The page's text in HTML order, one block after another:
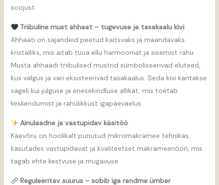
soojust.
Triibuline must ahhaat – tugevuse ja tasakaalu kivi
Ahhaati on sajandeid peetud kaitsvaks ja maandavaks
kristalliks, mis aitab tuua ellu harmooniat ja sisemist rahu.
Musta ahhaadi triibulised mustrid sümboliseerivad eluteed,
kus valgus ja vari eksisteerivad tasakaalus. Seda kivi kantakse
sageli kui julguse ja enesekindluse allikat, mis toetab
keskendumist ja rahulikkust igapäevaelus.
Ainulaadne ja vastupidav käsitöö
Käevõru on hoolikalt punutud mikromakramee tehnikas,
kasutades vastupidavat ja kvaliteetset makrameenööri, mis
tagab ehte kestvuse ja mugavuse.
Reguleeritav suurus – sobib iga randme ümber